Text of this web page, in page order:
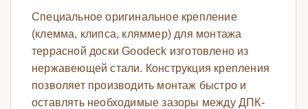
Специальное оригинальное крепление
(клемма, клипса, кляммер) для монтажа
террасной доски Goodeck изготовлено из
нержавеющей стали. Конструкция крепления
позволяет производить монтаж быстро и
оставлять необходимые зазоры между ДПК-